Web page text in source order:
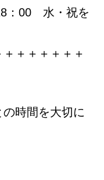
：00 水・祝を
＋＋＋＋＋＋
の時間を大切に